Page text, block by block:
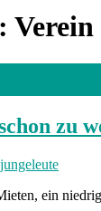
zu
ein